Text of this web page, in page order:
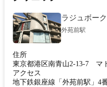
ラジュボー
外苑前駅
住所
東京都港区南青山2-13-7 マ
アクセス
地下鉄銀座線「外苑前駅」4